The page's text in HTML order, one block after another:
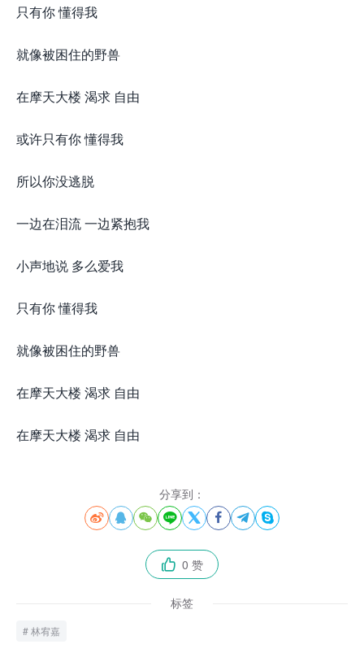
只有你 懂得我
就像被困住的野兽
在摩天大楼 渴求 自由
或许只有你 懂得我
所以你没逃脱
一边在泪流 一边紧抱我
小声地说 多么爱我
只有你 懂得我
就像被困住的野兽
在摩天大楼 渴求 自由
在摩天大楼 渴求 自由
分享到：
       
 0 赞
标签
林宥嘉